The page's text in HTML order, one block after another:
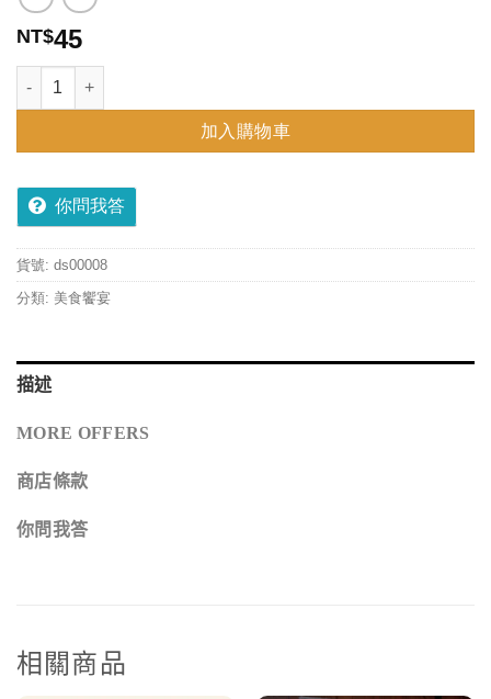
NT$45
加入購物車
你問我答
貨號: ds00008
分類: 美食饗宴
描述
MORE OFFERS
商店條款
你問我答
相關商品